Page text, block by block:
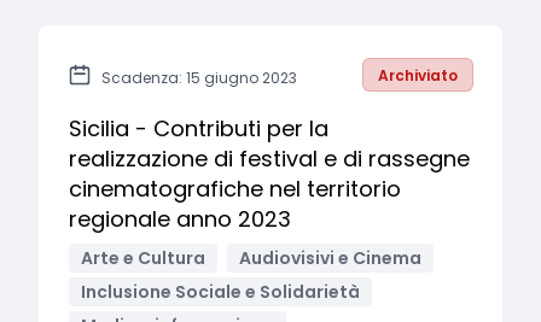
Scadenza: 15 giugno 2023 Archiviato
Sicilia - Contributi per la
realizzazione di festival e di rassegne
cinematografiche nel territorio
regionale anno 2023
Arte e Cultura
Audiovisivi e Cinema
Inclusione Sociale e Solidarietà